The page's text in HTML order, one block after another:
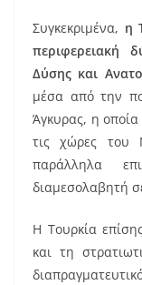
Συγκεκριμένα, η
περιφερειακή
Δύσης και
μέσα από την
Άγκυρας, η οποία
τις χώρες
παράλληλα
διαμεσολαβητή
Η Τουρκία
και τη